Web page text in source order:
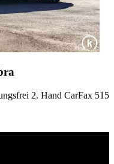
2. Hand CarFax 515